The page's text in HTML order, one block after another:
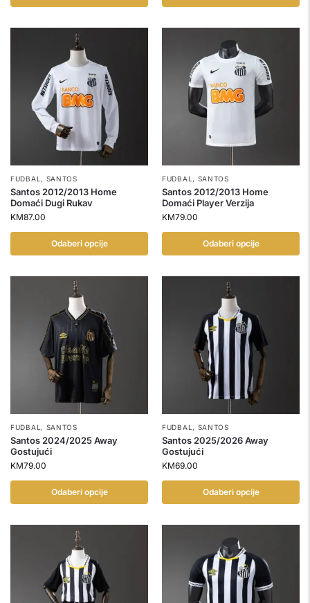
FUDBAL , SANTOS
Santos 2012/2013 Home
Domaći Dugi Rukav
KM87.00
Odaberi opcije
FUDBAL , SANTOS
Santos 2012/2013 Home
Domaći Player Verzija
KM79.00
Odaberi opcije
FUDBAL , SANTOS
Santos 2024/2025 Away
Gostujući
KM79.00
Odaberi opcije
FUDBAL , SANTOS
Santos 2025/2026 Away
Gostujući
KM69.00
Odaberi opcije